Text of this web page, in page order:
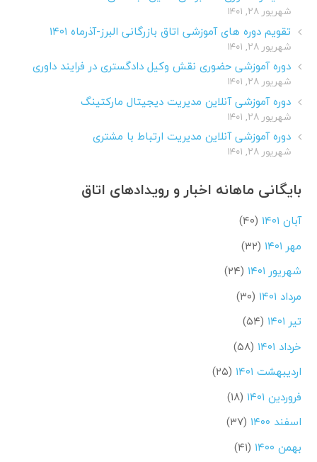
شهریور ۲۸, ۱۴۰۱
تقویم دوره های آموزشی اتاق بازرگانی البرز-آذرماه ۱۴۰۱
شهریور ۲۸, ۱۴۰۱
دوره آموزشی حضوری نقش وکیل دادگستری در فرایند داوری
شهریور ۲۸, ۱۴۰۱
دوره آموزشی آنلاین مدیریت دیجیتال مارکتینگ
شهریور ۲۸, ۱۴۰۱
دوره آموزشی آنلاین مدیریت ارتباط با مشتری
شهریور ۲۸, ۱۴۰۱
بایگانی ماهانه اخبار و رویدادهای اتاق
آبان ۱۴۰۱
(۴۰)
مهر ۱۴۰۱
(۳۲)
شهریور ۱۴۰۱
(۲۴)
مرداد ۱۴۰۱
(۳۰)
تیر ۱۴۰۱
(۵۴)
خرداد ۱۴۰۱
(۵۸)
اردیبهشت ۱۴۰۱
(۲۵)
فروردین ۱۴۰۱
(۱۸)
اسفند ۱۴۰۰
(۳۷)
بهمن ۱۴۰۰
(۴۱)